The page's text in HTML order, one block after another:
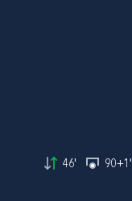
46' 90+1'